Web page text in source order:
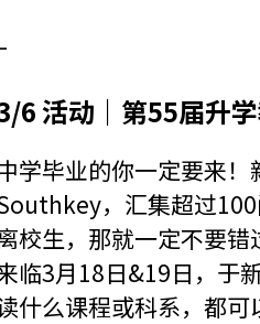
6 活动｜第55届升学
学毕业的你一定要来
，汇集超过100
校生，那就一定不要
临3月18日&19日，于
什么课程或科系，都可